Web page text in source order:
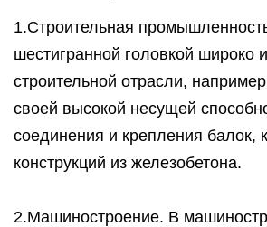
1.Строительная
шестигранной головкой широко
строительной отрасли,
своей высокой несущей
соединения и крепления балок,
конструкций из железобетона.
2.Машиностроение. В